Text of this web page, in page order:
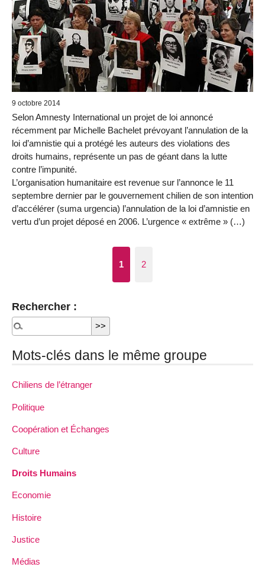
9 octobre 2014
Selon Amnesty International un projet de loi annoncé
récemment par Michelle Bachelet prévoyant l’annulation de la
loi d’amnistie qui a protégé les auteurs des violations des
droits humains, représente un pas de géant dans la lutte
contre l’impunité.
L’organisation humanitaire est revenue sur l’annonce le 11
septembre dernier par le gouvernement chilien de son intention
d’accélérer (suma urgencia) l’annulation de la loi d’amnistie en
vertu d’un projet déposé en 2006. L’urgence « extrême » (…)
1 2
Rechercher :
Mots-clés dans le même groupe
Chiliens de l’étranger
Politique
Coopération et Échanges
Culture
Droits Humains
Economie
Histoire
Justice
Médias